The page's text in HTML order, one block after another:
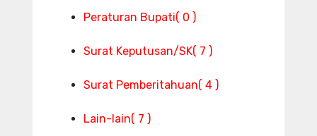
Peraturan Bupati( 0 )
Surat Keputusan/SK( 7 )
Surat Pemberitahuan( 4 )
Lain-lain( 7 )